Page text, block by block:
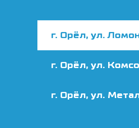
г. Орёл, ул.
г. Орёл, ул.
г. Орёл, ул.